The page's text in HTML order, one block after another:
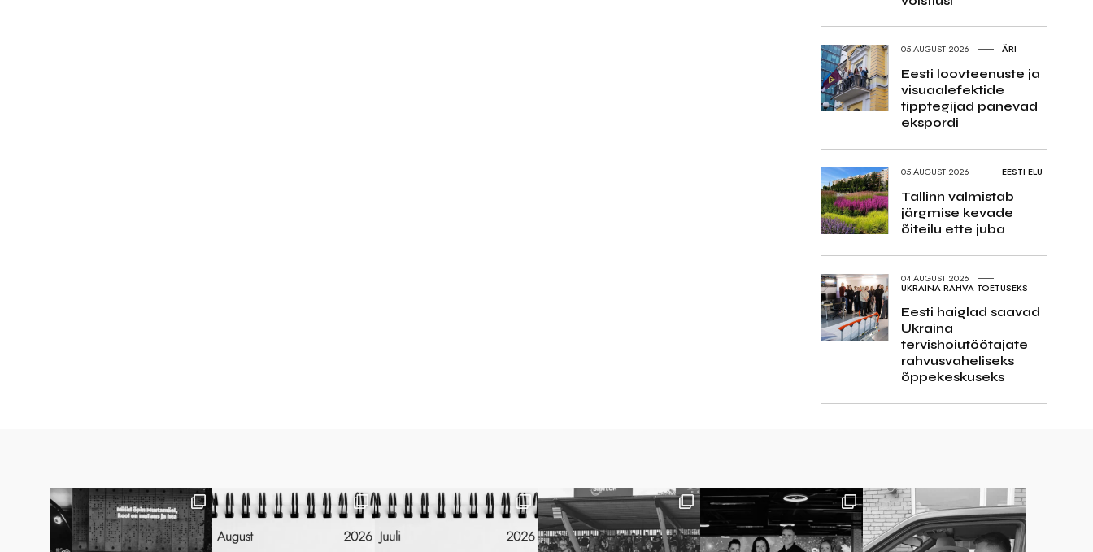
05.AUGUST 2026 ÄRI
Eesti loovteenuste ja
visuaalefektide
tipptegijad panevad
ekspordi
05.AUGUST 2026 EESTI ELU
Tallinn valmistab
järgmise kevade
õiteilu ette juba
04.AUGUST 2026
UKRAINA RAHVA TOETUSEKS
Eesti haiglad saavad
Ukraina
tervishoiutöötajate
rahvusvaheliseks
õppekeskuseks